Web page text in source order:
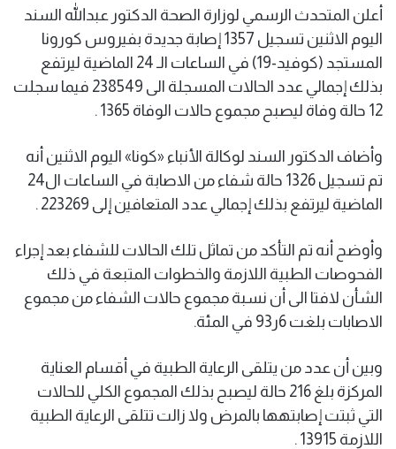
أعلن المتحدث الرسمي لوزارة الصحة الدكتور عبدالله السند
اليوم الاثنين تسجيل 1357 إصابة جديدة بفيروس كورونا
المستجد (كوفيد-19) في الساعات الـ 24 الماضية ليرتفع
بذلك إجمالي عدد الحالات المسجلة الى 238549 فيما سجلت
12 حالة وفاة ليصبح مجموع حالات الوفاة 1365 .
وأضاف الدكتور السند لوكالة الأنباء «كونا» اليوم الاثنين أنه
تم تسجيل 1326 حالة شفاء من الاصابة في الساعات ال24
الماضية ليرتفع بذلك إجمالي عدد المتعافين إلى 223269 .
وأوضح أنه تم التأكد من تماثل تلك الحالات للشفاء بعد إجراء
الفحوصات الطبية اللازمة والخطوات المتبعة في ذلك
الشأن لافتا الى أن نسبة مجموع حالات الشفاء من مجموع
الاصابات بلغت 6ر93 في المئة.
وبين أن عدد من يتلقى الرعاية الطبية في أقسام العناية
المركزة بلغ 216 حالة ليصبح بذلك المجموع الكلي للحالات
التي ثبتت إصابتهھا بالمرض ولا زالت تتلقى الرعاية الطبية
اللازمة 13915 .